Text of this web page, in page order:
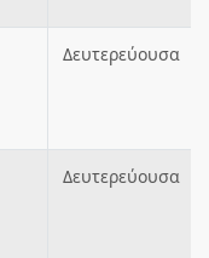
Δευτερεύουσα
Δευτερεύουσα